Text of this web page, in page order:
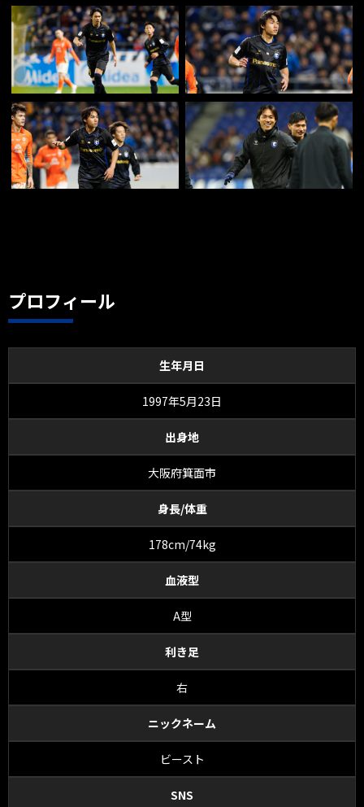
プロフィール
生年月日
1997年5月23日
出身地
大阪府箕面市
身長/体重
178cm/74kg
血液型
A型
利き足
右
ニックネーム
ビースト
SNS